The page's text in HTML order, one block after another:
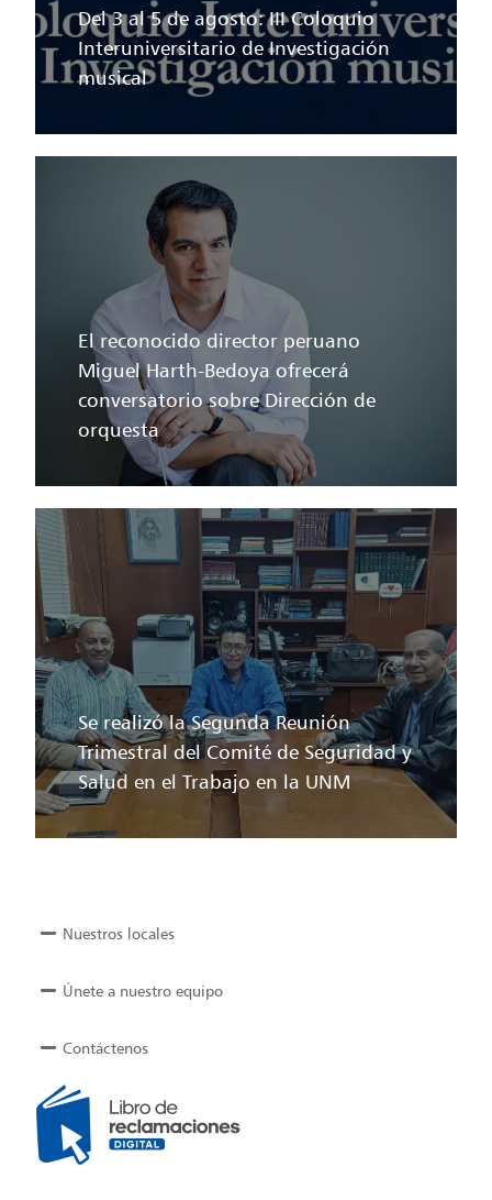
Del 3 al 5 de agosto: III Coloquio
Interuniversitario de Investigación
musical
El reconocido director peruano
Miguel Harth-Bedoya ofrecerá
conversatorio sobre Dirección de
orquesta
Se realizó la Segunda Reunión
Trimestral del Comité de Seguridad y
Salud en el Trabajo en la UNM
Nuestros locales
Únete a nuestro equipo
Contáctenos